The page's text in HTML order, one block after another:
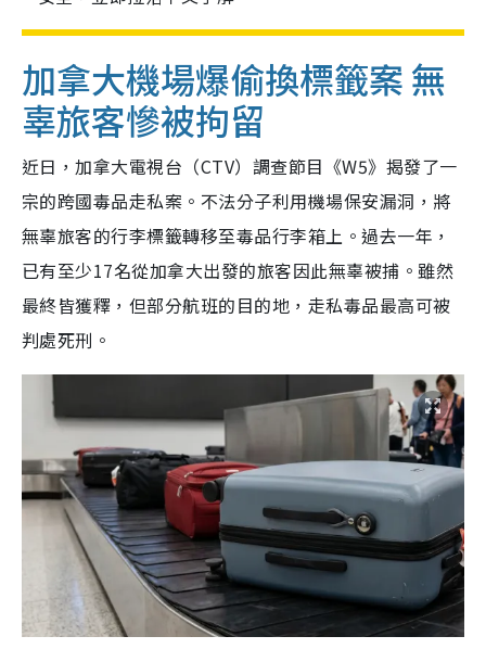
加拿大機場爆偷換標籤案 無
辜旅客慘被拘留
近日，加拿大電視台（CTV）調查節目《W5》揭發了一
宗的跨國毒品走私案。不法分子利用機場保安漏洞，將
無辜旅客的行李標籤轉移至毒品行李箱上。過去一年，
已有至少17名從加拿大出發的旅客因此無辜被捕。雖然
最終皆獲釋，但部分航班的目的地，走私毒品最高可被
判處死刑。